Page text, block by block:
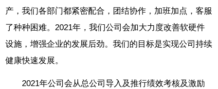
产，我们各部门都紧密配合，团结协作，加班加点，客服
了种种困难。2021年，我们公司会加大力度改善软硬件
设施，增强企业的发展后劲。我们的目标是实现公司持续
健康快速发展。
2021年公司会从总公司导入及推行绩效考核及激励